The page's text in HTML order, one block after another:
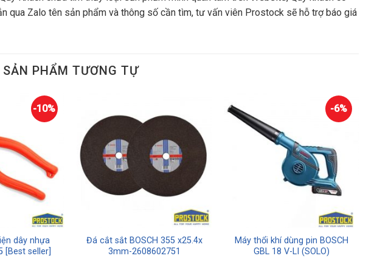
qua Zalo tên sản phẩm và thông số cần tìm, tư vấn viên Prostock sẽ hỗ trợ báo giá
SẢN PHẨM TƯƠNG TỰ
-10%
dây nhựa
[Best seller]
Đá cắt sắt BOSCH 355 x25.4x
3mm-2608602751
-6%
Máy thổi khí dùng pin BOSCH
GBL 18 V-LI (SOLO)